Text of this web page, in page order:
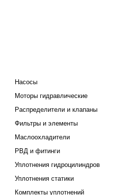
Насосы
Моторы гидравлические
Распределители и клапаны
Фильтры и элементы
Маслоохладители
РВД и фитинги
Уплотнения гидроцилиндров
Уплотнения статики
Комплекты уплотнений